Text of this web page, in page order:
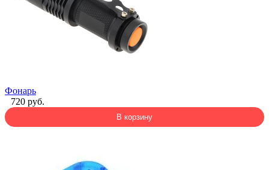
Фонарь
720 руб.
В корзину